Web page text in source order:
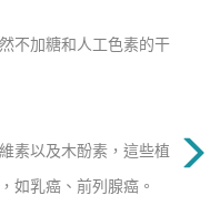
不加糖和人工色素的干
素以及木酚素，這些植
如乳癌、前列腺癌。